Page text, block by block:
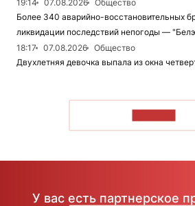
19:14
07.08.2026
Общество
Более 340 аварийно-восстановительных
ликвидации последствий непогоды —
18:17
07.08.2026
Общество
Двухлетняя девочка выпала из окна
У вас есть партнерское